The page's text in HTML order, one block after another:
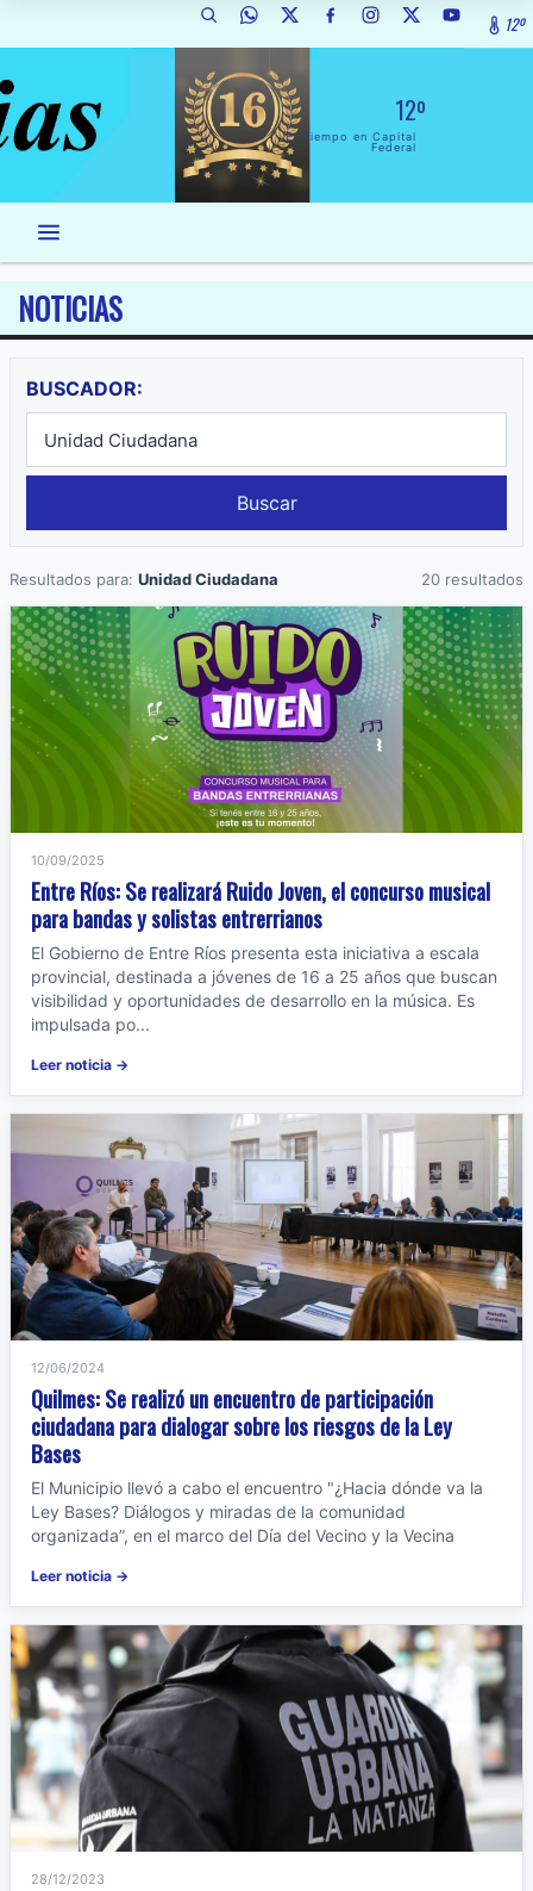
12º
12º
El Tiempo en Capital
Federal
NOTICIAS
BUSCADOR:
Buscar
Resultados para: Unidad Ciudadana 20 resultados
10/09/2025
Entre Ríos: Se realizará Ruido Joven, el concurso musical
para bandas y solistas entrerrianos
El Gobierno de Entre Ríos presenta esta iniciativa a escala
provincial, destinada a jóvenes de 16 a 25 años que buscan
visibilidad y oportunidades de desarrollo en la música. Es
impulsada po...
Leer noticia →
12/06/2024
Quilmes: Se realizó un encuentro de participación
ciudadana para dialogar sobre los riesgos de la Ley
Bases
El Municipio llevó a cabo el encuentro "¿Hacia dónde va la
Ley Bases? Diálogos y miradas de la comunidad
organizada”, en el marco del Día del Vecino y la Vecina
Leer noticia →
28/12/2023